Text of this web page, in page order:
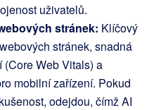
uživatelů.
stránek: Klíčový
stránek, snadná
Web Vitals) a
mobilní zařízení. Pokud
odejdou, čímž AI